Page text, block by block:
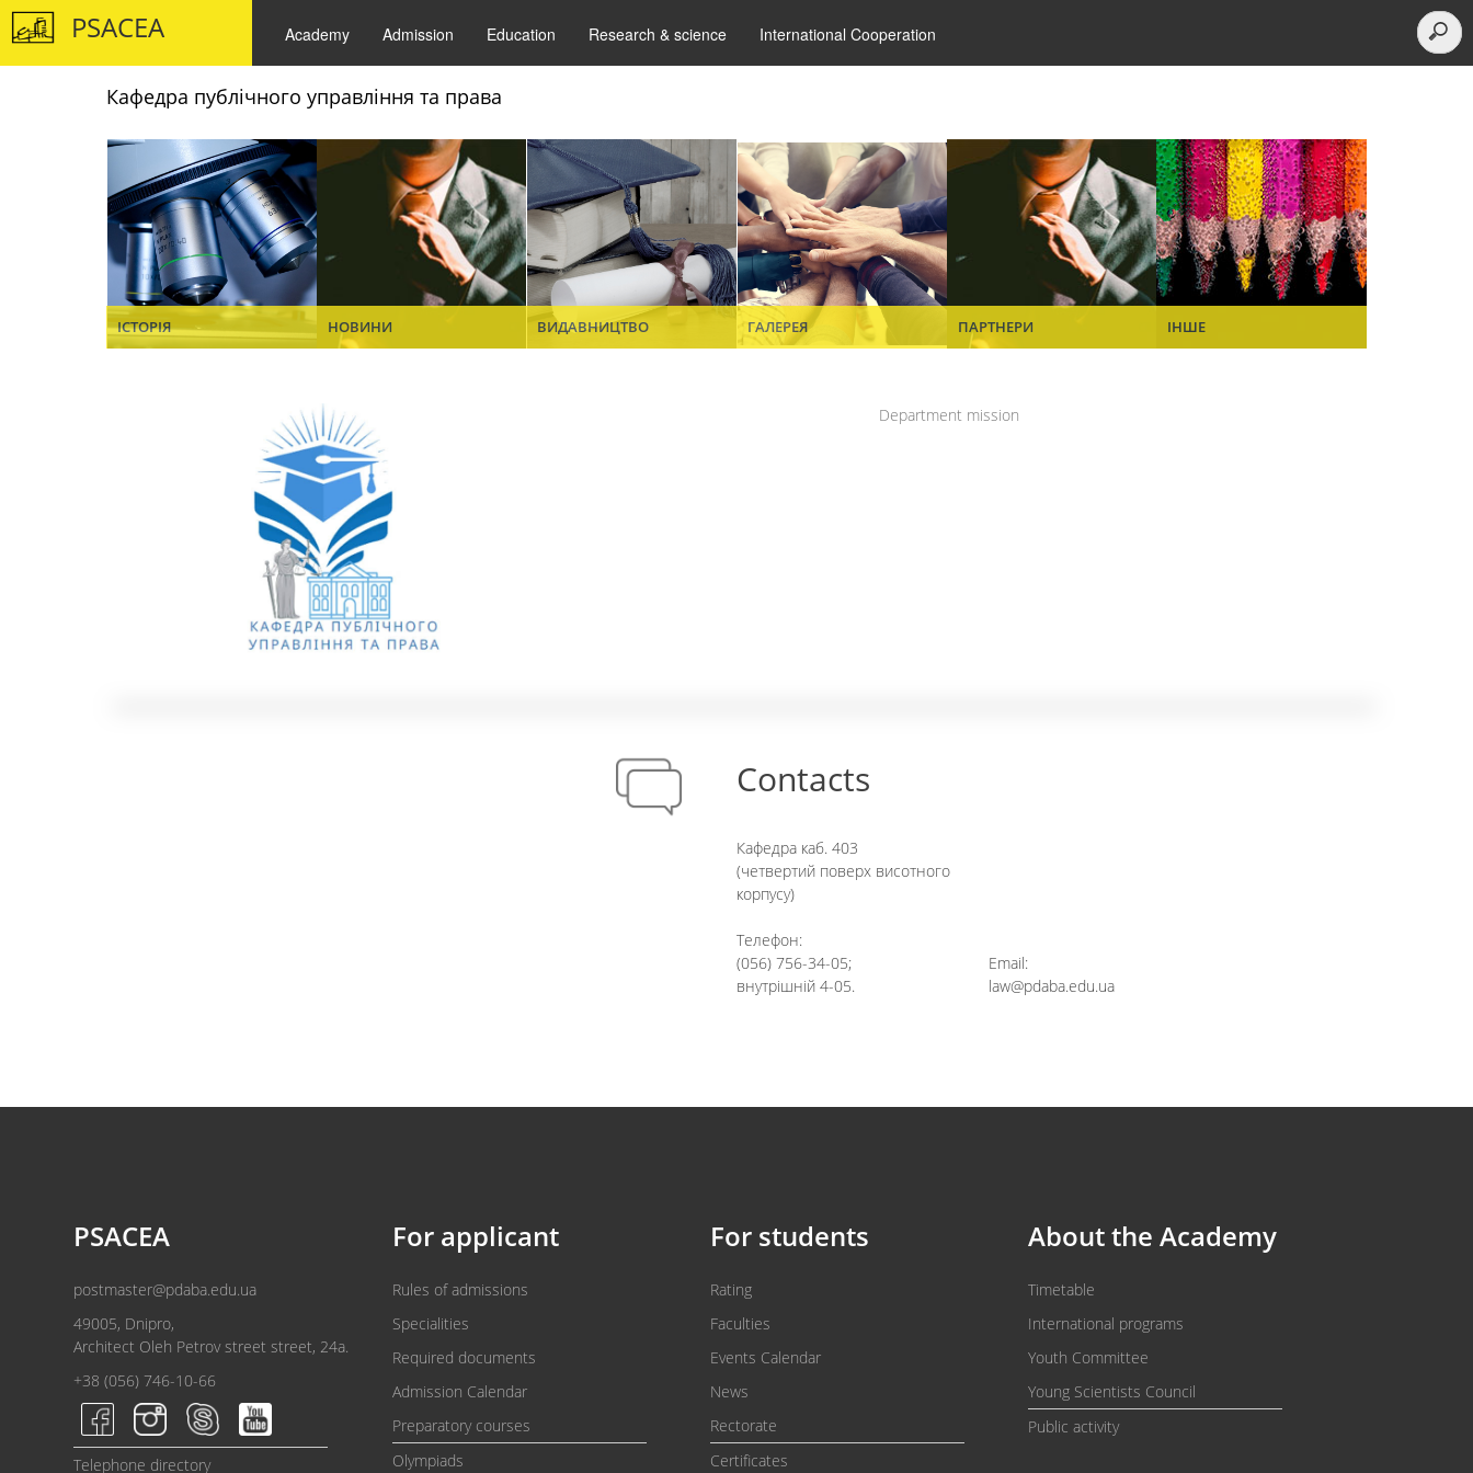
PSACEA Academy Admission Education Research & science International Cooperation
Кафедра публічного управління та права
ІСТОРІЯ НОВИНИ ВИДАВНИЦТВО ГАЛЕРЕЯ ПАРТНЕРИ ІНШЕ
Department mission
Contacts
Кафедра каб. 403
(четвертий поверх висотного
корпусу)
Телефон:
(056) 756-34-05;
внутрішній 4-05.
Email:
law@pdaba.edu.ua
PSACEA
postmaster@pdaba.edu.ua
49005, Dnipro,
Architect Oleh Petrov street street, 24a.
+38 (056) 746-10-66
Telephone directory
For applicant
Rules of admissions
Specialities
Required documents
Admission Calendar
Preparatory courses
Olympiads
For students
Rating
Faculties
Events Calendar
News
Rectorate
Certificates
About the Academy
Timetable
International programs
Youth Committee
Young Scientists Council
Public activity